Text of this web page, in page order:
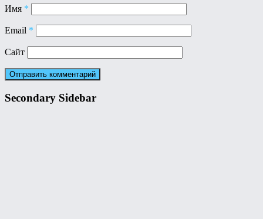
Имя *
Email *
Сайт
Secondary Sidebar